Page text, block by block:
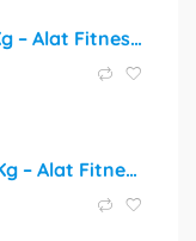
Power Twister 40Kg – Alat Fitness Portable Pembentuk Otot Profesional
Power Twister 30 Kg – Alat Fitness Portable untuk Bentuk Tubuh Ideal